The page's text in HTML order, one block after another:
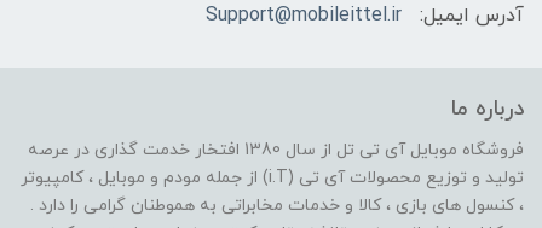
آدرس ایمیل:
Support@mobileittel.ir
درباره ما
فروشگاه موبایل آی تی تل از سال 1380 افتخار خدمت گذاری در عرصه
تولید و توزیع محصولات آی تی (i.T) از جمله مودم و موبایل ، کامپیوتر
، کنسول های بازی ، کالا و خدمات مخابراتی به هموطنان گرامی را دارد .